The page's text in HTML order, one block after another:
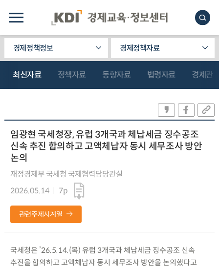
경제정책정보 경제정책자료
최신자료 정책자료 동향자료 법령자료 경제관
임광현 국세청장, 유럽 3개국과 체납세금 징수공조
신속 추진 합의하고 고액체납자 동시 세무조사 방안
논의
재정경제부 국세청 국제협력담당관실
2026.05.14
7p
관련주제시계열
국세청은 ’26.5.14.(목) 유럽 3개국과 체납세금 징수공조 신속
추진을 합의하고 고액체납자 동시 세무조사 방안을 논의했다고